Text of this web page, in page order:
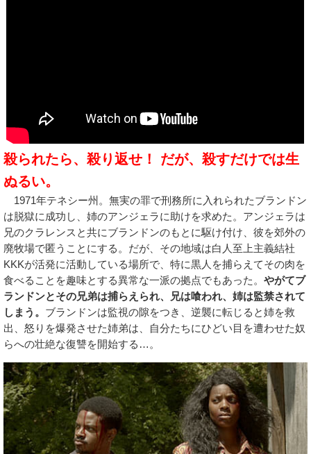
殺られたら、殺り返せ！ だが、殺すだけでは生
ぬるい。
1971年テネシー州。無実の罪で刑務所に入れられたブランドン
は脱獄に成功し、姉のアンジェラに助けを求めた。アンジェラは
兄のクラレンスと共にブランドンのもとに駆け付け、彼を郊外の
廃牧場で匿うことにする。だが、その地域は白人至上主義結社
KKKが活発に活動している場所で、特に黒人を捕らえてその肉を
食べることを趣味とする異常な一派の拠点でもあった。 やがてブ
ランドンとその兄弟は捕らえられ、兄は喰われ、姉は監禁されて
しまう。 ブランドンは監視の隙をつき、逆襲に転じると姉を救
出、怒りを爆発させた姉弟は、自分たちにひどい目を遭わせた奴
らへの壮絶な復讐を開始する…。